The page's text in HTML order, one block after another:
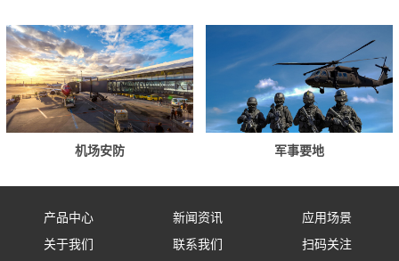
机场安防 军事要地
产品中心
固定式防御设备
新闻资讯
公司新闻
应用场景
应用场景
关于我们 联系我们 扫码关注